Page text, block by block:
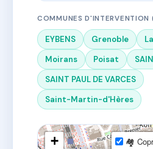
COMMUNES D'INTERVENTION
EYBENS Grenoble
Moirans
Poisat
SAINT PAUL DE VARCES
Saint-Martin-d'Hères
+
🏘